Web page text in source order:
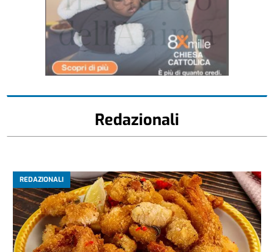
Redazionali
REDAZIONALI